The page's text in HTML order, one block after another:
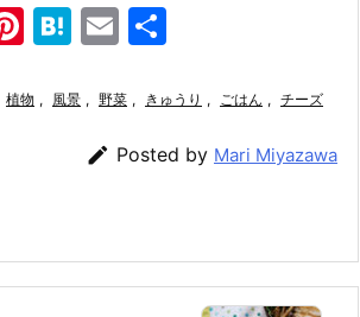
Pi
er
H
e
a
E
ai
l
植物 , 風景 , 野菜 , きゅうり , ごはん , チーズ
 Posted by Mari Miyazawa